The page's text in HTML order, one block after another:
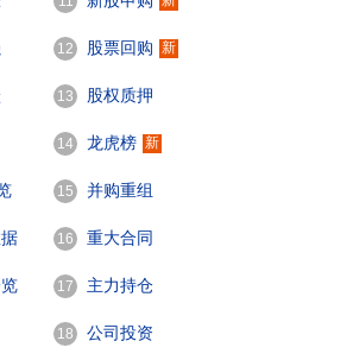
12 股票回购 新
13 股权质押
14 龙虎榜 新
15 并购重组
16 重大合同
17 主力持仓
18 公司投资